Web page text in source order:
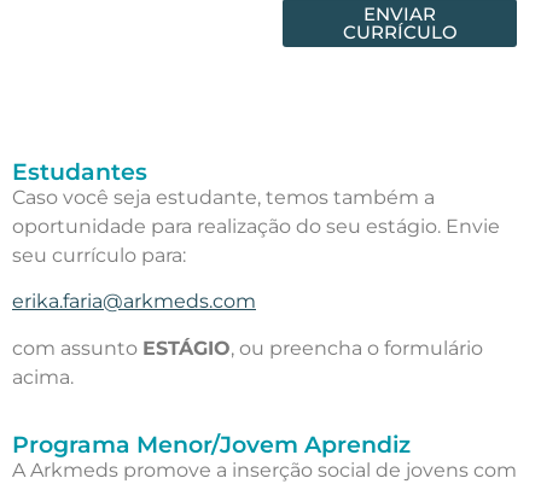
ENVIAR
CURRÍCULO
Estudantes
Caso você seja estudante, temos também a
oportunidade para realização do seu estágio. Envie
seu currículo para:
erika.faria@arkmeds.com
com assunto ESTÁGIO, ou preencha o formulário
acima.
Programa Menor/Jovem Aprendiz
A Arkmeds promove a inserção social de jovens com